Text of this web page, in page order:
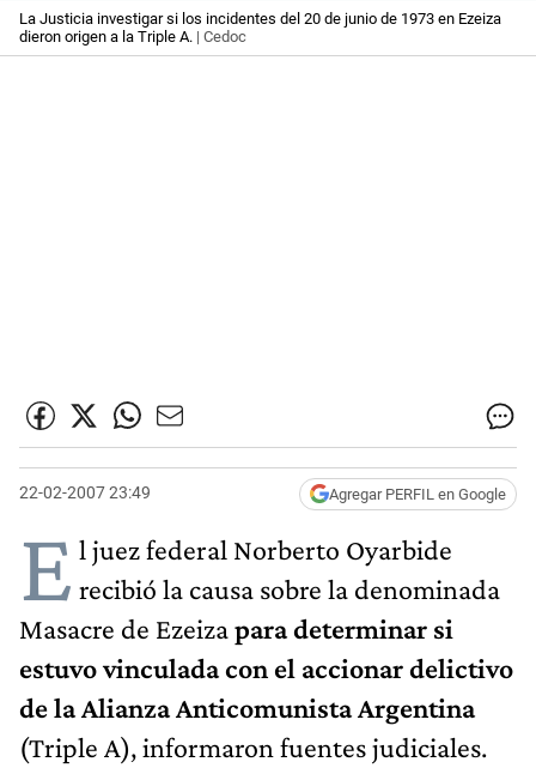
La Justicia investigar si los incidentes del 20 de junio de 1973 en Ezeiza
dieron origen a la Triple A. | Cedoc
22-02-2007 23:49 Agregar PERFIL en Google
E l juez federal Norberto Oyarbide
recibió la causa sobre la denominada
Masacre de Ezeizapara determinar si
estuvo vinculada con el accionar delictivo
de la Alianza Anticomunista Argentina
(Triple A), informaron fuentes judiciales.